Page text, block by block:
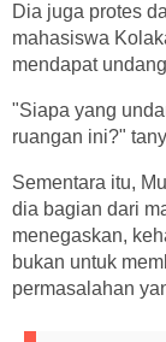
Dia juga protes
mahasiswa
mendapat
"Siapa yang
ruangan ini?"
Sementara itu,
dia bagian dari
menegaskan,
bukan untuk
permasalahan